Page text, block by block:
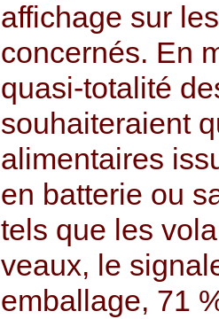
affichage sur
concernés. En
quasi-totalité
souhaiteraient
alimentaires
en batterie ou
tels que les
veaux, le
emballage, 71